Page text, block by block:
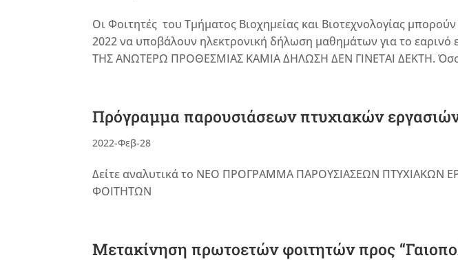
Οι Φοιτητές του Τμήματος Βιοχημείας και Βιοτεχνολογίας
2022 να υποβάλουν ηλεκτρονική δήλωση μαθημάτων για το
ΤΗΣ ΑΝΩΤΕΡΩ ΠΡΟΘΕΣΜΙΑΣ ΚΑΜΙΑ ΔΗΛΩΣΗ ΔΕΝ ΓΙΝΕΤΑΙ ΔΕΚΤΗ.
Πρόγραμμα παρουσιάσεων πτυχιακών
2022-Φεβ-28
Δείτε αναλυτικά το ΝΕΟ ΠΡΟΓΡΑΜΜΑ ΠΑΡΟΥΣΙΑΣΕΩΝ ΠΤΥΧΙΑΚΩΝ
ΦΟΙΤΗΤΩΝ
Μετακίνηση πρωτοετών φοιτητών προς